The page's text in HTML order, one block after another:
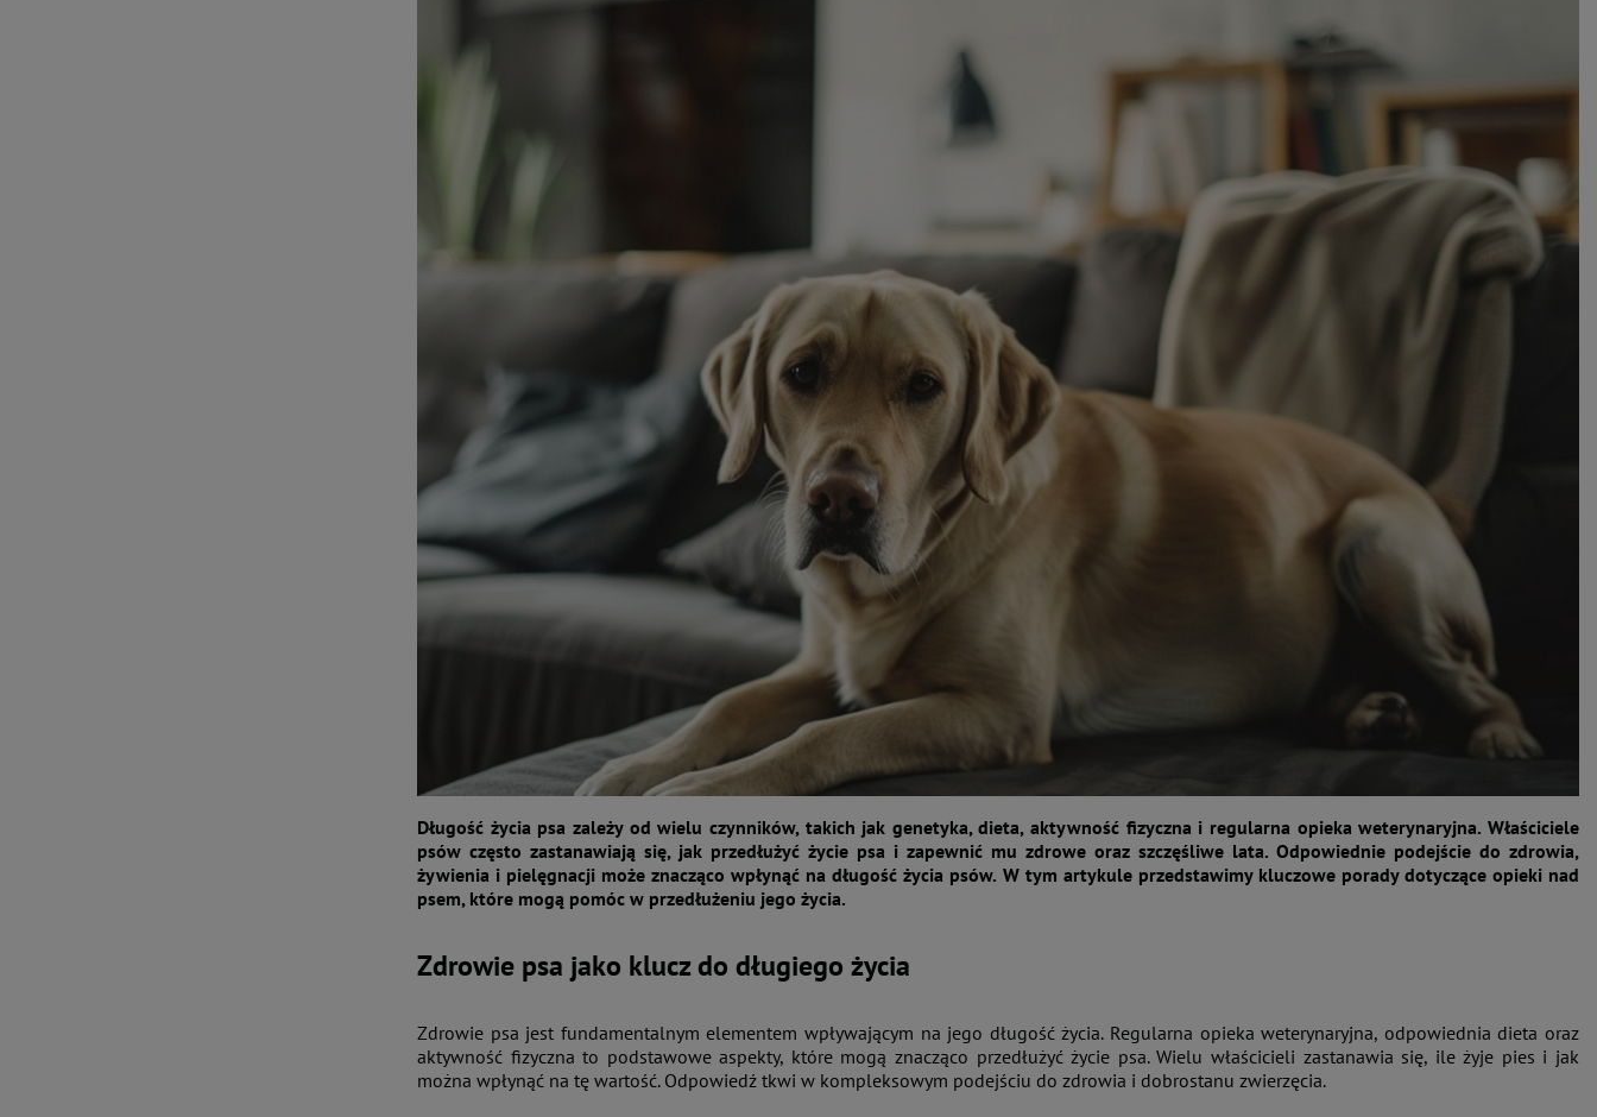
Długość życia psa zależy od wielu czynników, takich jak genetyka, dieta, aktywność fizyczna i regularna opieka weterynaryjna. Właściciele
psów często zastanawiają się, jak przedłużyć życie psa i zapewnić mu zdrowe oraz szczęśliwe lata. Odpowiednie podejście do zdrowia,
żywienia i pielęgnacji może znacząco wpłynąć na długość życia psów. W tym artykule przedstawimy kluczowe porady dotyczące opieki nad
psem, które mogą pomóc w przedłużeniu jego życia.
Zdrowie psa jako klucz do długiego życia
Zdrowie psa jest fundamentalnym elementem wpływającym na jego długość życia. Regularna opieka weterynaryjna, odpowiednia dieta oraz
aktywność fizyczna to podstawowe aspekty, które mogą znacząco przedłużyć życie psa. Wielu właścicieli zastanawia się, ile żyje pies i jak
można wpłynąć na tę wartość. Odpowiedź tkwi w kompleksowym podejściu do zdrowia i dobrostanu zwierzęcia.